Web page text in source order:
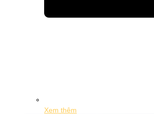
Xem thêm